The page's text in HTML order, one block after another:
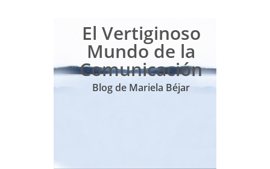
El Vertiginoso
Mundo de la
Comunicación
Blog de Mariela Béjar